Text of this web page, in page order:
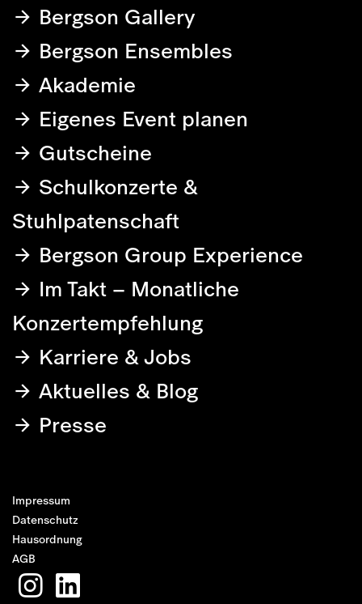
Bergson Gallery
Bergson Ensembles
Akademie
Eigenes Event planen
Gutscheine
Schulkonzerte &
Stuhlpatenschaft
Bergson Group Experience
Im Takt – Monatliche
Konzertempfehlung
Karriere & Jobs
Aktuelles & Blog
Presse
Impressum
Datenschutz
Hausordnung
AGB